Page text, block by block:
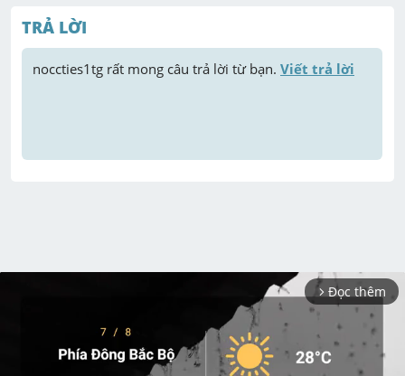
TRẢ LỜI
noccties1tg rất mong câu trả lời từ bạn. Viết trả lời
arrow_forward_ios Đọc thêm